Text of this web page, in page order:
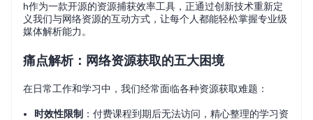
h作为一款开源的资源捕获效率工具，正通过创新技术重新定
义我们与网络资源的互动方式，让每个人都能轻松掌握专业级
媒体解析能力。
痛点解析：网络资源获取的五大困境
在日常工作和学习中，我们经常面临各种资源获取难题：
时效性限制 ：付费课程到期后无法访问，精心整理的学习资